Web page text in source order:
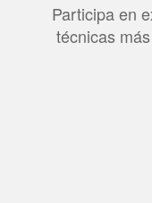
Participa en
técnicas